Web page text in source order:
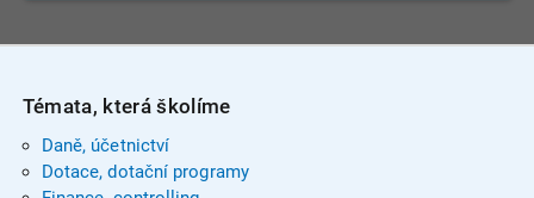
Témata, která školíme
Daně, účetnictví
Dotace, dotační programy